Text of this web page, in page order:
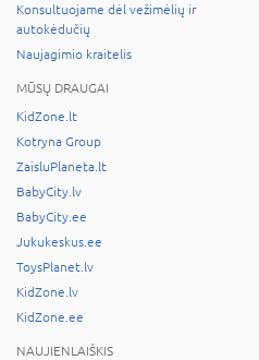
Konsultuojame dėl vežimėlių ir
autokėdučių
Naujagimio kraitelis
MŪSŲ DRAUGAI
KidZone.lt
Kotryna Group
ZaisluPlaneta.lt
BabyCity.lv
BabyCity.ee
Jukukeskus.ee
ToysPlanet.lv
KidZone.lv
KidZone.ee
NAUJIENLAIŠKIS